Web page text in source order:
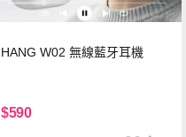
HANG W02 無線藍牙耳機
$590